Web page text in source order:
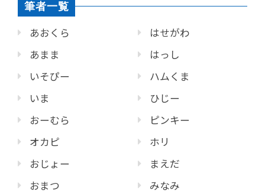
筆者一覧
あおくら
あまま
いそぴー
いま
おーむら
オカピ
おじょー
おまつ
はせがわ
はっし
ハムくま
ひじー
ピンキー
ホリ
まえだ
みなみ